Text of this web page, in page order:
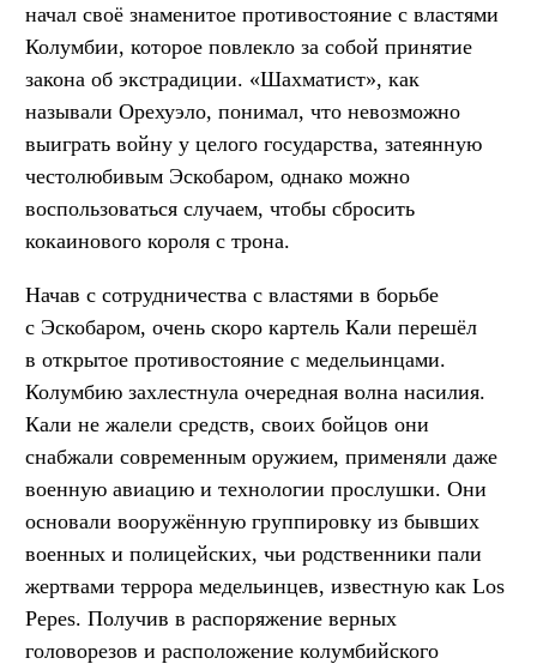
начал своё знаменитое противостояние с властями
Колумбии, которое повлекло за собой принятие
закона об экстрадиции. «Шахматист», как
называли Орехуэло, понимал, что невозможно
выиграть войну у целого государства, затеянную
честолюбивым Эскобаром, однако можно
воспользоваться случаем, чтобы сбросить
кокаинового короля с трона.
Начав с сотрудничества с властями в борьбе
с Эскобаром, очень скоро картель Кали перешёл
в открытое противостояние с медельинцами.
Колумбию захлестнула очередная волна насилия.
Кали не жалели средств, своих бойцов они
снабжали современным оружием, применяли даже
военную авиацию и технологии прослушки. Они
основали вооружённую группировку из бывших
военных и полицейских, чьи родственники пали
жертвами террора медельинцев, известную как Los
Pepes. Получив в распоряжение верных
головорезов и расположение колумбийского